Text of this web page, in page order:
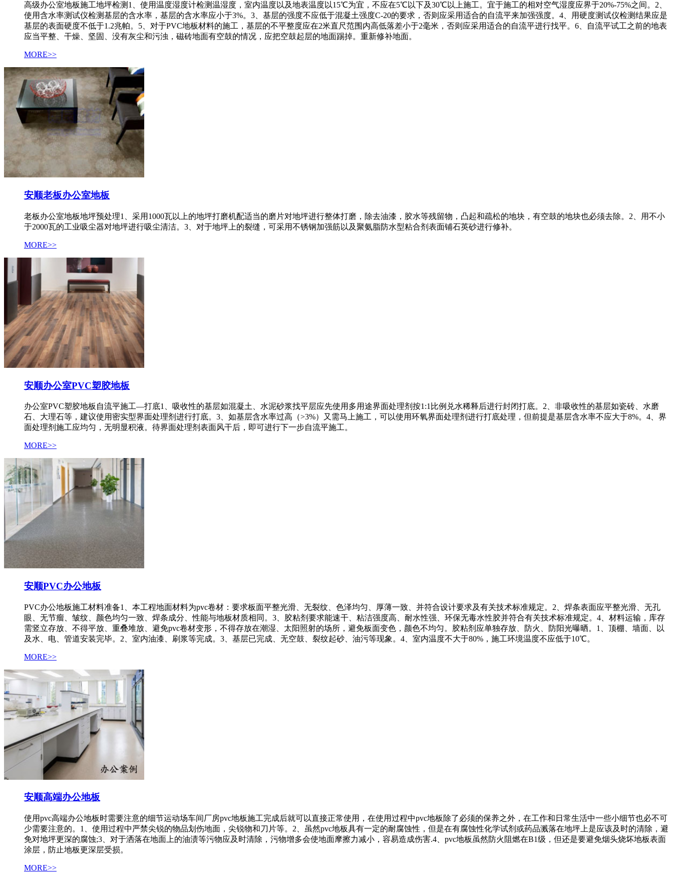
高级办公室地板施工地坪检测1、使用温度湿度计检测温湿度，室内温度以及地表温度以15℃为宜，不应在5℃以下及30℃以上施工。宜于施工的相对空气湿度应界于20%-75%之间。2、
使用含水率测试仪检测基层的含水率，基层的含水率应小于3%。3、基层的强度不应低于混凝土强度C-20的要求，否则应采用适合的自流平来加强强度。4、用硬度测试仪检测结果应是
基层的表面硬度不低于1.2兆帕。5、对于PVC地板材料的施工，基层的不平整度应在2米直尺范围内高低落差小于2毫米，否则应采用适合的自流平进行找平。6、自流平试工之前的地表
应当平整、干燥、坚固、没有灰尘和污浊，磁砖地面有空鼓的情况，应把空鼓起层的地面踢掉。重新修补地面。
MORE>>
安顺老板办公室地板
老板办公室地板地坪预处理1、采用1000瓦以上的地坪打磨机配适当的磨片对地坪进行整体打磨，除去油漆，胶水等残留物，凸起和疏松的地块，有空鼓的地块也必须去除。2、用不小
于2000瓦的工业吸尘器对地坪进行吸尘清洁。3、对于地坪上的裂缝，可采用不锈钢加强筋以及聚氨脂防水型粘合剂表面铺石英砂进行修补。
MORE>>
安顺办公室PVC塑胶地板
办公室PVC塑胶地板自流平施工—打底1、吸收性的基层如混凝土、水泥砂浆找平层应先使用多用途界面处理剂按1:1比例兑水稀释后进行封闭打底。2、非吸收性的基层如瓷砖、水磨
石、大理石等，建议使用密实型界面处理剂进行打底。3、如基层含水率过高（>3%）又需马上施工，可以使用环氧界面处理剂进行打底处理，但前提是基层含水率不应大于8%。4、界
面处理剂施工应均匀，无明显积液。待界面处理剂表面风干后，即可进行下一步自流平施工。
MORE>>
安顺PVC办公地板
PVC办公地板施工材料准备1、本工程地面材料为pvc卷材：要求板面平整光滑、无裂纹、色泽均匀、厚薄一致、并符合设计要求及有关技术标准规定。2、焊条表面应平整光滑、无孔
眼、无节瘤、皱纹、颜色均匀一致、焊条成分、性能与地板材质相同。3、胶粘剂要求能速干、粘洁强度高、耐水性强、环保无毒水性胶并符合有关技术标准规定。4、材料运输，库存
需竖立存放、不得平放、重叠堆放、避免pvc卷材变形，不得存放在潮湿、太阳照射的场所，避免板面变色，颜色不均匀。胶粘剂应单独存放、防火、防阳光曝晒。1、顶棚、墙面、以
及水、电、管道安装完毕。2、室内油漆、刷浆等完成。3、基层已完成、无空鼓、裂纹起砂、油污等现象。4、室内温度不大于80%，施工环境温度不应低于10℃。
MORE>>
安顺高端办公地板
使用pvc高端办公地板时需要注意的细节运动场车间厂房pvc地板施工完成后就可以直接正常使用，在使用过程中pvc地板除了必须的保养之外，在工作和日常生活中一些小细节也必不可
少需要注意的。1、使用过程中严禁尖锐的物品划伤地面，尖锐物和刀片等。2、虽然pvc地板具有一定的耐腐蚀性，但是在有腐蚀性化学试剂或药品溅落在地坪上是应该及时的清除，避
免对地坪更深的腐蚀;3、对于洒落在地面上的油渍等污物应及时清除，污物增多会使地面摩擦力减小，容易造成伤害.4、pvc地板虽然防火阻燃在B1级，但还是要避免烟头烧坏地板表面
涂层，防止地板更深层受损。
MORE>>